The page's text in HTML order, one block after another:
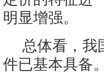
明显增强。
总体看，我
件已基本具备